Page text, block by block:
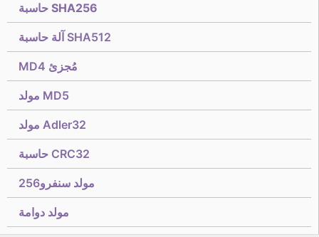
حاسبة SHA256
آلة حاسبة SHA512
MD4 مُجزئ
مولد MD5
مولد Adler32
حاسبة CRC32
مولد سنفرو256
مولد دوامة